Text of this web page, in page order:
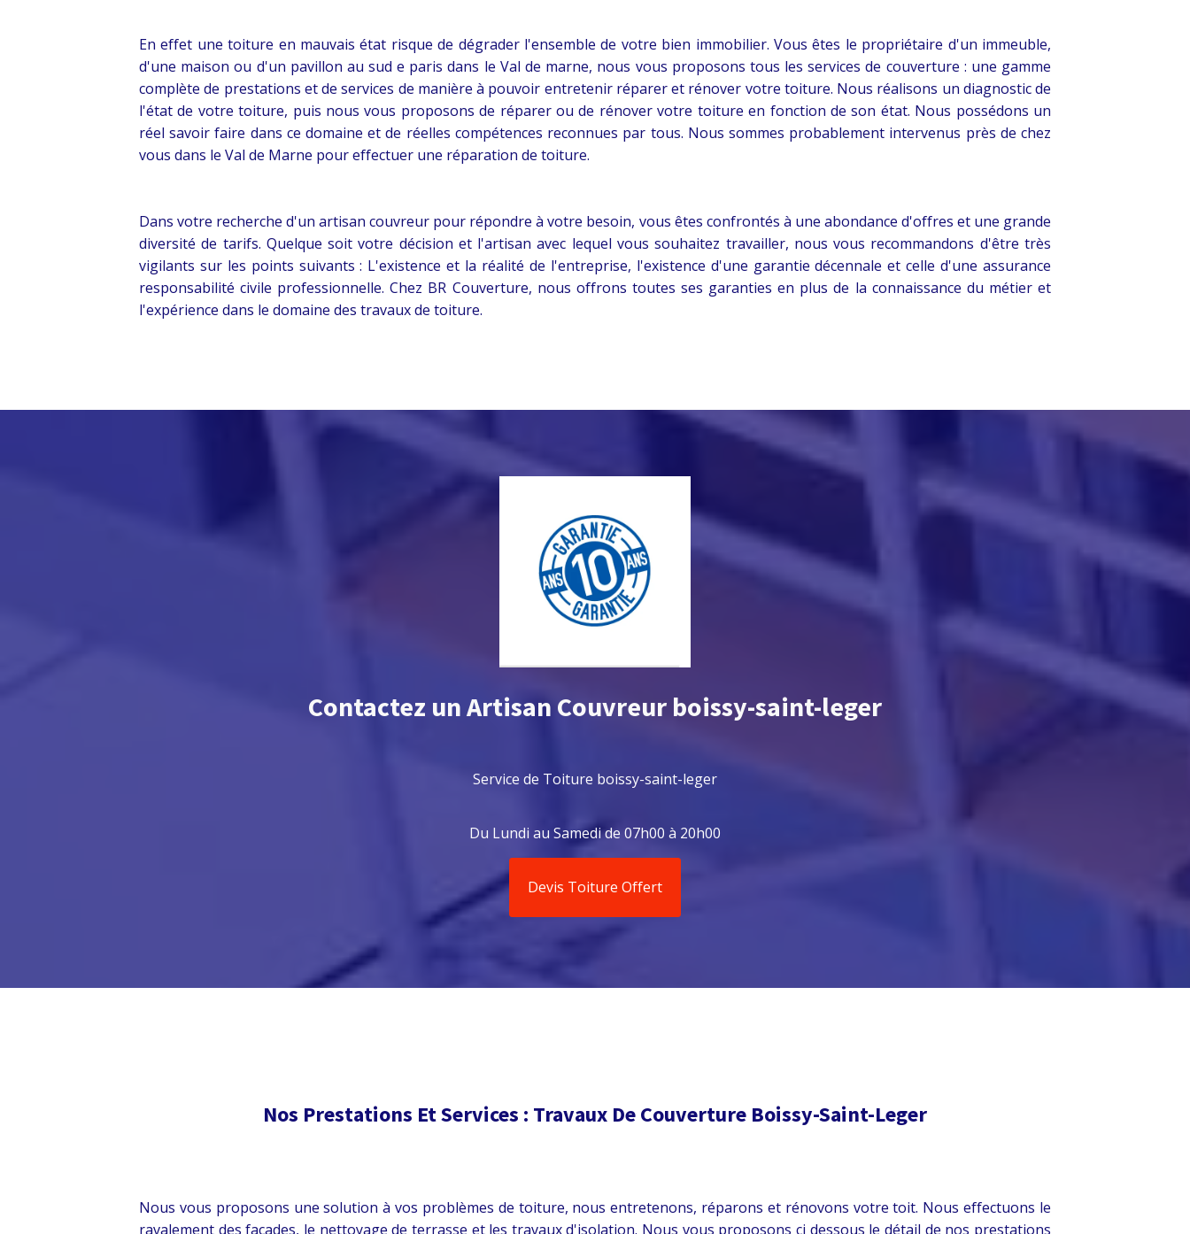
En effet une toiture en mauvais état risque de dégrader l'ensemble de votre bien immobilier. Vous êtes le propriétaire d'un immeuble,
d'une maison ou d'un pavillon au sud e paris dans le Val de marne, nous vous proposons tous les services de couverture : une gamme
complète de prestations et de services de manière à pouvoir entretenir réparer et rénover votre toiture. Nous réalisons un diagnostic de
l'état de votre toiture, puis nous vous proposons de réparer ou de rénover votre toiture en fonction de son état. Nous possédons un
réel savoir faire dans ce domaine et de réelles compétences reconnues par tous. Nous sommes probablement intervenus près de chez
vous dans le Val de Marne pour effectuer une réparation de toiture.
Dans votre recherche d'un artisan couvreur pour répondre à votre besoin, vous êtes confrontés à une abondance d'offres et une grande
diversité de tarifs. Quelque soit votre décision et l'artisan avec lequel vous souhaitez travailler, nous vous recommandons d'être très
vigilants sur les points suivants : L'existence et la réalité de l'entreprise, l'existence d'une garantie décennale et celle d'une assurance
responsabilité civile professionnelle. Chez BR Couverture, nous offrons toutes ses garanties en plus de la connaissance du métier et
l'expérience dans le domaine des travaux de toiture.
Contactez unArtisan Couvreur boissy-saint-leger
Service de Toiture boissy-saint-leger
Du Lundi au Samedi de 07h00 à 20h00
Devis Toiture Offert
Nos Prestations Et Services : Travaux De Couverture Boissy-Saint-Leger
Nous vous proposons une solution à vos problèmes de toiture, nous entretenons, réparons et rénovons votre toit. Nous effectuons le
ravalement des façades, le nettoyage de terrasse et les travaux d'isolation. Nous vous proposons ci dessous le détail de nos prestations